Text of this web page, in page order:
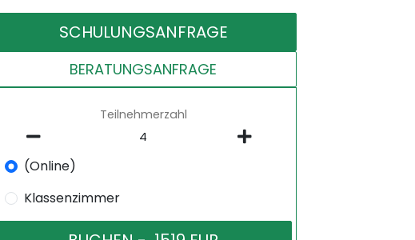
SCHULUNGSANFRAGE
BERATUNGSANFRAGE
Teilnehmerzahl
(Online)
Klassenzimmer